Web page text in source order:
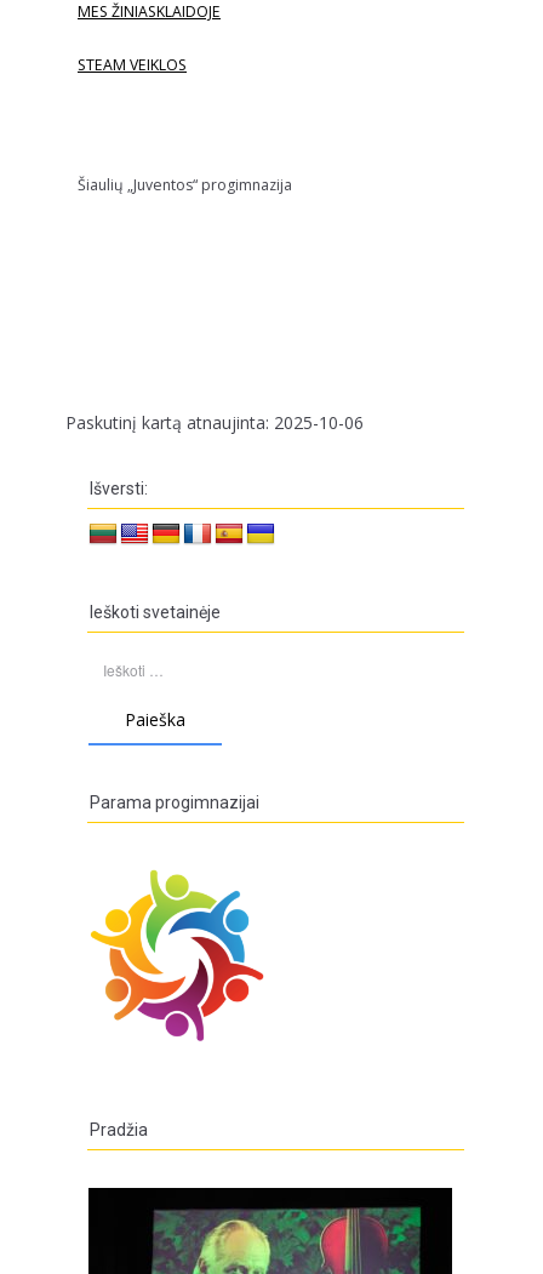
MES ŽINIASKLAIDOJE
STEAM VEIKLOS
Šiaulių „Juventos“ progimnazija
Paskutinį kartą atnaujinta: 2025-10-06
Išversti:
Ieškoti svetainėje
Parama progimnazijai
Pradžia